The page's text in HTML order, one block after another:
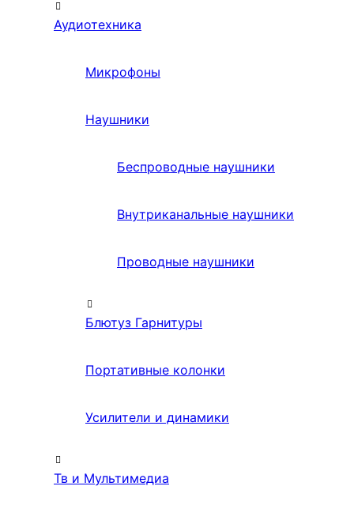
Аудиотехника
Микрофоны
Наушники
Беспроводные наушники
Внутриканальные наушники
Проводные наушники
Блютуз Гарнитуры
Портативные колонки
Усилители и динамики
Тв и Мультимедиа